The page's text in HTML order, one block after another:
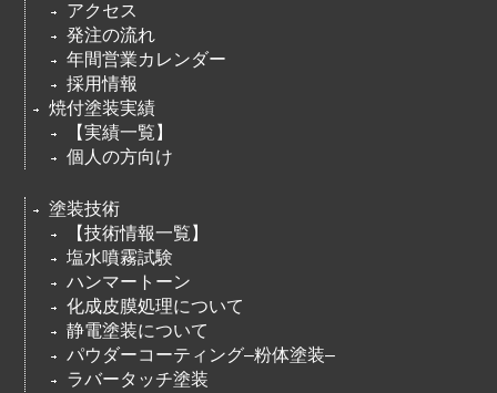
アクセス
発注の流れ
年間営業カレンダー
採用情報
焼付塗装実績
【実績一覧】
個人の方向け
塗装技術
【技術情報一覧】
塩水噴霧試験
ハンマートーン
化成皮膜処理について
静電塗装について
パウダーコーティング–粉体塗装–
ラバータッチ塗装